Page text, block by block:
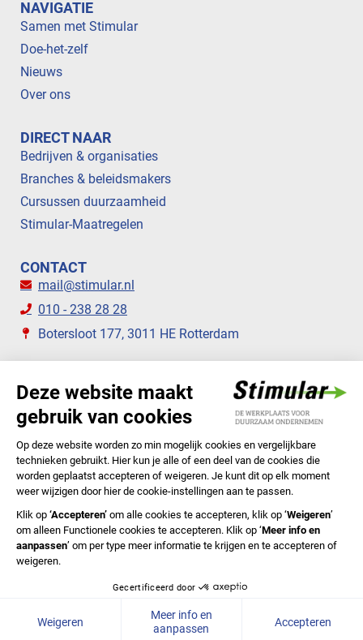
NAVIGATIE
Samen met Stimular
Doe-het-zelf
Nieuws
Over ons
DIRECT NAAR
Bedrijven & organisaties
Branches & beleidsmakers
Cursussen duurzaamheid
Stimular-Maatregelen
CONTACT
mail@stimular.nl
010 - 238 28 28
Botersloot 177, 3011 HE Rotterdam
STIMULAR NIEUWSBRIEVEN
ABONNEER NU
Privacyverklaring Cookiebeleid Colofon Disclaimer
In English
© 2020 Stichting Stimular